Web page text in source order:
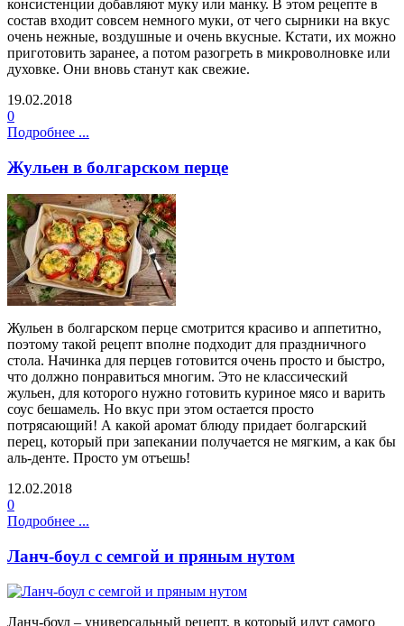
консистенции добавляют муку или манку. В этом рецепте в
состав входит совсем немного муки, от чего сырники на вкус
очень нежные, воздушные и очень вкусные. Кстати, их можно
приготовить заранее, а потом разогреть в микроволновке или
духовке. Они вновь станут как свежие.
19.02.2018
0
Подробнее ...
Жульен в болгарском перце
Жульен в болгарском перце смотрится красиво и аппетитно,
поэтому такой рецепт вполне подходит для праздничного
стола. Начинка для перцев готовится очень просто и быстро,
что должно понравиться многим. Это не классический
жульен, для которого нужно готовить куриное мясо и варить
соус бешамель. Но вкус при этом остается просто
потрясающий! А какой аромат блюду придает болгарский
перец, который при запекании получается не мягким, а как бы
аль-денте. Просто ум отъешь!
12.02.2018
0
Подробнее ...
Ланч-боул с семгой и пряным нутом
Ланч-боул – универсальный рецепт, в который идут самого